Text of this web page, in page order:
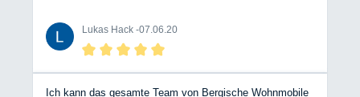
Lukas Hack -07.06.20
Ich kann das gesamte Team von Bergische Wohnmobile